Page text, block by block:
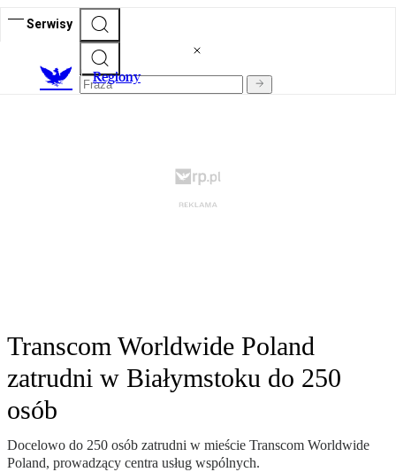
Serwisy
Regiony
Transcom Worldwide Poland
zatrudni w Białymstoku do 250
osób
Docelowo do 250 osób zatrudni w mieście Transcom Worldwide
Poland, prowadzący centra usług wspólnych.